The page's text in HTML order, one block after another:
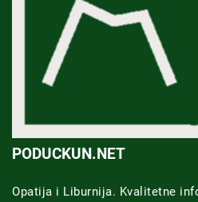
PODUCKUN.NET
Opatija i Liburnija. Kvalitetne